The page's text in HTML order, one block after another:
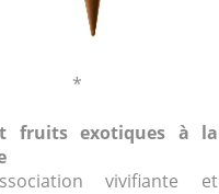
*
fruits exotiques à la
vivifiante et